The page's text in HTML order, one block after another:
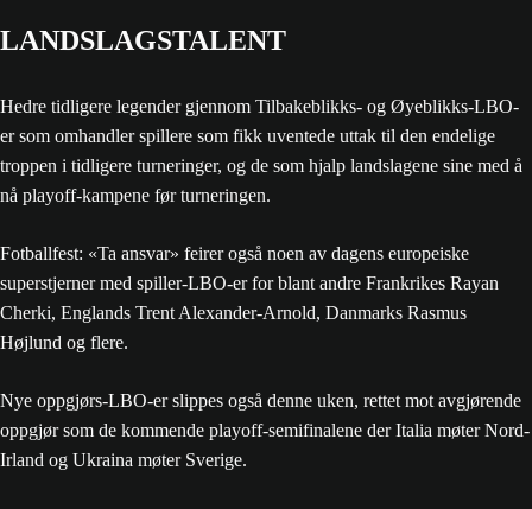
LANDSLAGSTALENT
Hedre tidligere legender gjennom Tilbakeblikks- og Øyeblikks-LBO-
er som omhandler spillere som fikk uventede uttak til den endelige
troppen i tidligere turneringer, og de som hjalp landslagene sine med å
nå playoff-kampene før turneringen.
Fotballfest: «Ta ansvar» feirer også noen av dagens europeiske
superstjerner med spiller-LBO-er for blant andre Frankrikes Rayan
Cherki, Englands Trent Alexander-Arnold, Danmarks Rasmus
Højlund og flere.
Nye oppgjørs-LBO-er slippes også denne uken, rettet mot avgjørende
oppgjør som de kommende playoff-semifinalene der Italia møter Nord-
Irland og Ukraina møter Sverige.